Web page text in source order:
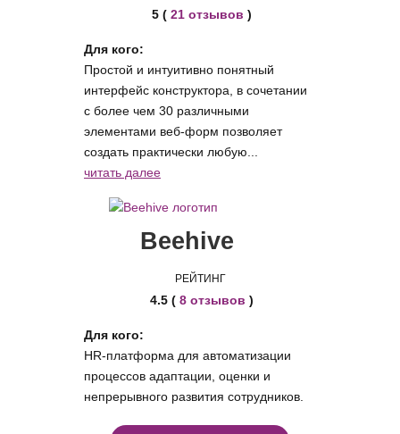
5 ( 21 отзывов )
Для кого:
Простой и интуитивно понятный
интерфейс конструктора, в сочетании
с более чем 30 различными
элементами веб-форм позволяет
создать практически любую...
читать далее
Beehive
РЕЙТИНГ
4.5 ( 8 отзывов )
Для кого:
HR-платформа для автоматизации
процессов адаптации, оценки и
непрерывного развития сотрудников.